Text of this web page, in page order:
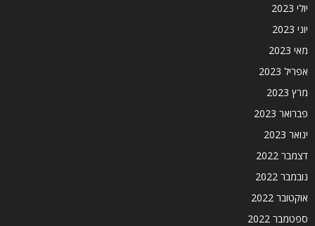
יולי 2023
יוני 2023
מאי 2023
אפריל 2023
מרץ 2023
פברואר 2023
ינואר 2023
דצמבר 2022
נובמבר 2022
אוקטובר 2022
ספטמבר 2022